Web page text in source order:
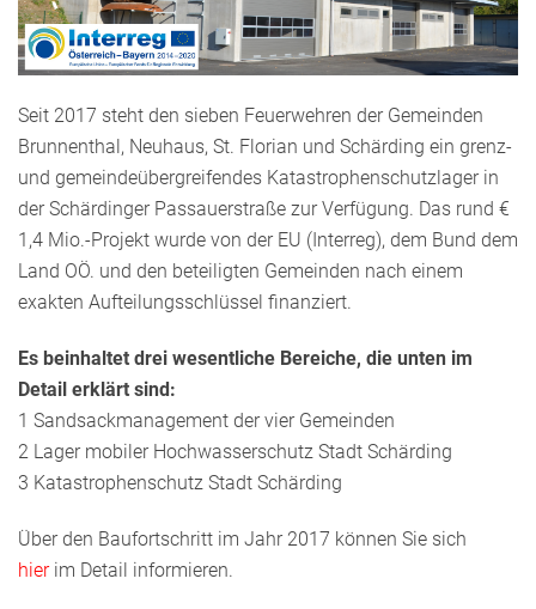
Seit 2017 steht den sieben Feuerwehren der Gemeinden
Brunnenthal, Neuhaus, St. Florian und Schärding ein grenz-
und gemeindeübergreifendes Katastrophenschutzlager in
der Schärdinger Passauerstraße zur Verfügung. Das rund €
1,4 Mio.-Projekt wurde von der EU (Interreg), dem Bund dem
Land OÖ. und den beteiligten Gemeinden nach einem
exakten Aufteilungsschlüssel finanziert.
Es beinhaltet drei wesentliche Bereiche, die unten im
Detail erklärt sind:
1 Sandsackmanagement der vier Gemeinden
2 Lager mobiler Hochwasserschutz Stadt Schärding
3 Katastrophenschutz Stadt Schärding
Über den Baufortschritt im Jahr 2017 können Sie sich
hierim Detail informieren.